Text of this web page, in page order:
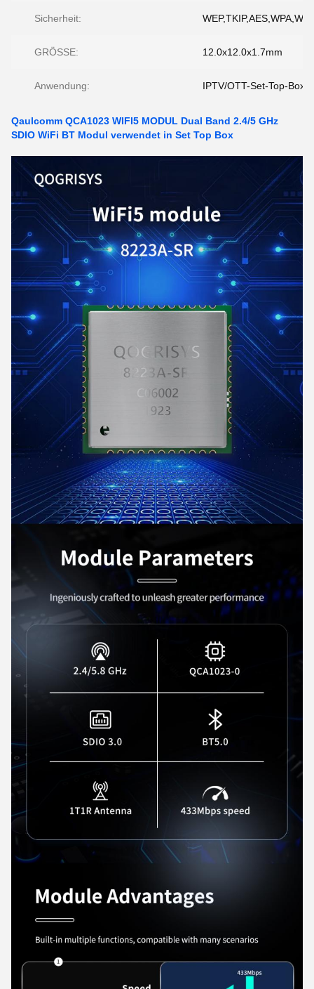
Sicherheit:
GRÖSSE: 12.0x12.0x1.7mm
Anwendung: IPTV/OTT-Set-Top-Box
Qaulcomm QCA1023 WIFI5 MODUL Dual Band 2.4/5 GHz
SDIO WiFi BT Modul verwendet in Set Top Box